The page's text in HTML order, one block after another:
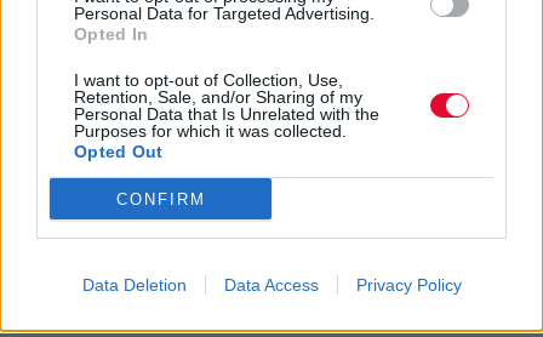
Personal Data for Targeted Advertising.
Opted In
I want to opt-out of Collection, Use,
Retention, Sale, and/or Sharing of my
Personal Data that Is Unrelated with the
Purposes for which it was collected.
Opted Out
CONFIRM
Data Deletion Data Access Privacy Policy